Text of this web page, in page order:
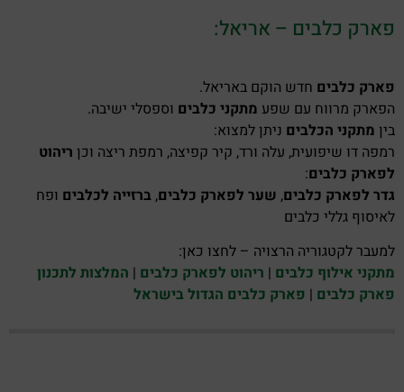
פארק כלבים – אריאל:
פארק כלבים חדש הוקם באריאל.
הפארק מרווח עם שפע מתקני כלבים וספסלי ישיבה.
בין מתקני הכלבים ניתן למצוא:
רמפה דו שיפועית, עלה ורד, קיר קפיצה, רמפת ריצה וכן ריהוט
לפארק כלבים:
גדר לפארק כלבים, שער לפארק כלבים, ברזייה לכלבים ופח
לאיסוף גללי כלבים
למעבר לקטגוריה הרצויה – לחצו כאן:
מתקני אילוף כלבים | ריהוט לפארק כלבים | המלצות לתכנון
פארק כלבים | פארק כלבים הגדול בישראל